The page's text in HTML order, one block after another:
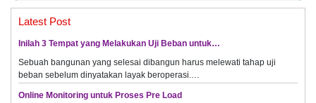
Latest Post
Inilah 3 Tempat yang Melakukan Uji Beban untuk…
Sebuah bangunan yang selesai dibangun harus melewati tahap uji
beban sebelum dinyatakan layak beroperasi.…
Online Monitoring untuk Proses Pre Load